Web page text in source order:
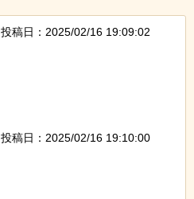
投稿日：2025/02/16 19:09:02
投稿日：2025/02/16 19:10:00